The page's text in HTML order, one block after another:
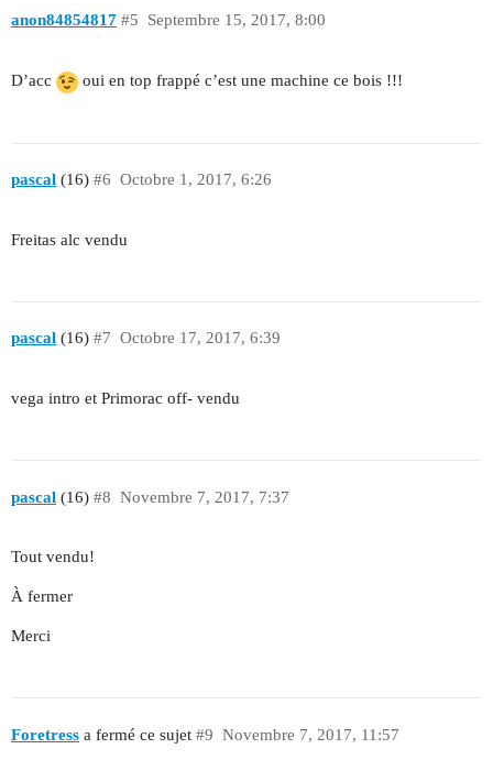
anon84854817 Septembre 15, 2017, 8:00
#5
D’acc oui en top frappé c’est une machine ce bois !!!
pascal (16) Octobre 1, 2017, 6:26
#6
Freitas alc vendu
pascal (16) Octobre 17, 2017, 6:39
#7
vega intro et Primorac off- vendu
pascal (16) Novembre 7, 2017, 7:37
#8
Tout vendu!
À fermer
Merci
Foretress a fermé ce sujet Novembre 7, 2017, 11:57
#9